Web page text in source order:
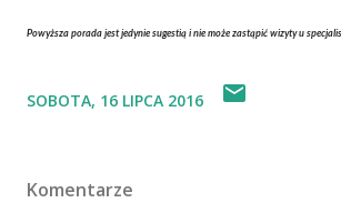
Powyższa porada jest jedynie sugestią i nie może zastąpić wizyty u
SOBOTA, 16 LIPCA 2016
Komentarze